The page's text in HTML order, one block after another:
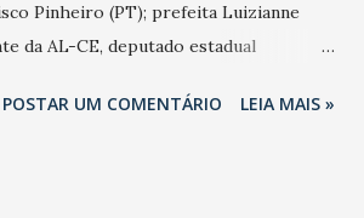
Pinheiro (PT); prefeita Luizianne
da AL-CE, deputado estadual
Gomes; secretária municipal de
POSTAR UM COMENTÁRIO LEIA MAIS »